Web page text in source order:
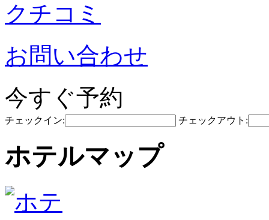
クチコミ
お問い合わせ
今すぐ予約
チェックイン: チェックアウト:
ホテルマップ